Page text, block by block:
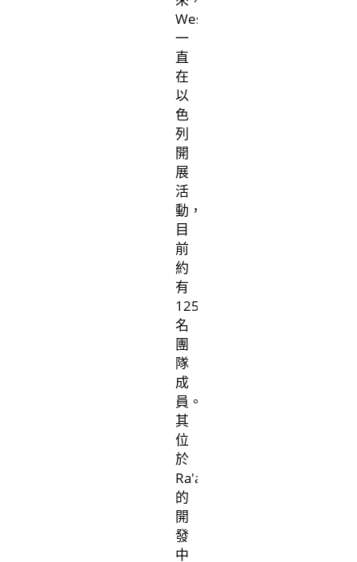
West
一
直
在
以
色
列
開
展
活
動，
目
前
約
有
125
名
團
隊
成
員。
其
位
於
Ra'anana
的
開
發
中